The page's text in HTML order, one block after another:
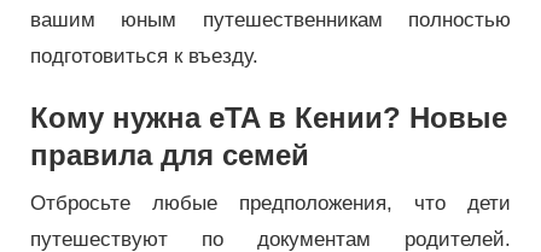
вашим юным путешественникам полностью
подготовиться к въезду.
Кому нужна eTA в Кении? Новые
правила для семей
Отбросьте любые предположения, что дети
путешествуют по документам родителей.